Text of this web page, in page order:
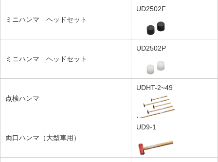
ミニハンマ ヘッドセット
UD2502F
ミニハンマ ヘッドセット
UD2502P
点検ハンマ
UDHT-2~49
両口ハンマ（大型車用）
UD9-1